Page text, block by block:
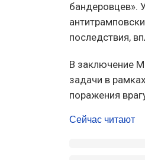
бандеровцев».
последствия,
В заключение
задачи в
поражения
Сейчас читают